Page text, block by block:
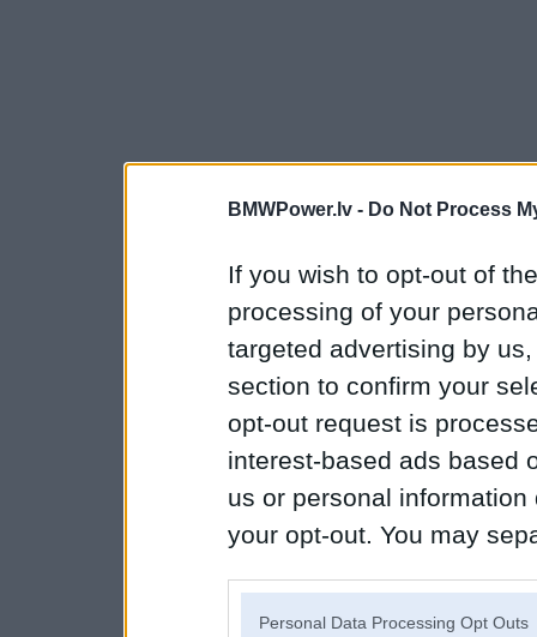
BMWPower.lv - Do Not Process
If you wish to opt-out of
processing of your
targeted advertising by
section to confirm your
opt-out request is
interest-based ads based
us or personal
your opt-out. You may
Personal Data Processing Opt Outs